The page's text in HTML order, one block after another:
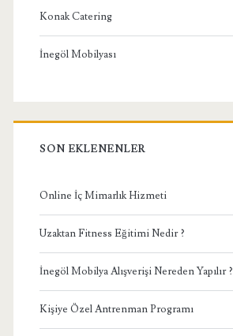
Konak Catering
İnegöl Mobilyası
SON EKLENENLER
Online İç Mimarlık Hizmeti
Uzaktan Fitness Eğitimi Nedir ?
İnegöl Mobilya Alışverişi Nereden Yapılır ?
Kişiye Özel Antrenman Programı